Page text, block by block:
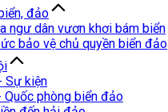
đảo
ngư dân vươn khơi bám biển
bảo vệ chủ quyền biển đảo
Sự kiện
Quốc phòng biển đảo